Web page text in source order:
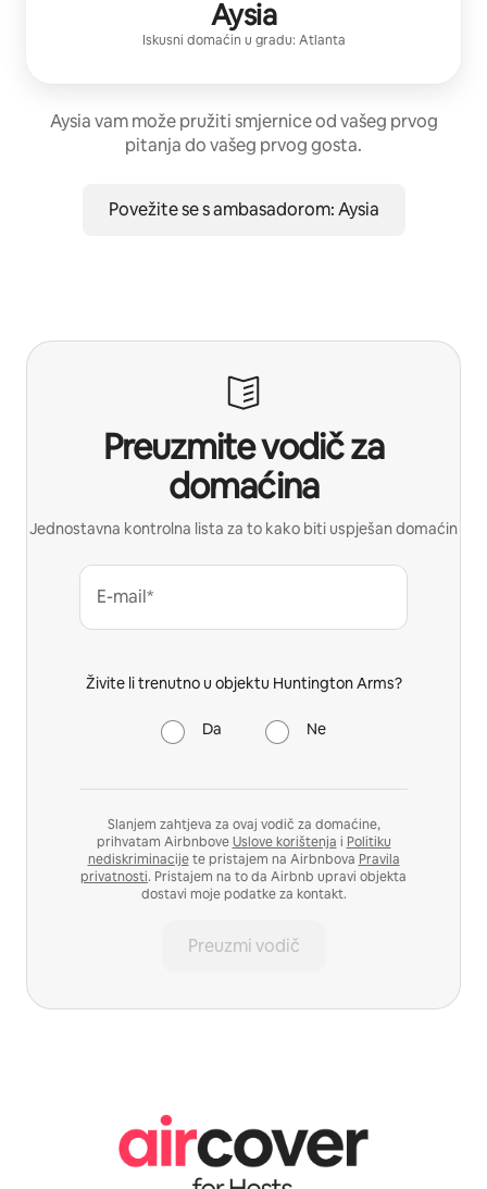
Aysia
Iskusni domaćin u gradu: Atlanta
Aysia vam može pružiti smjernice od vašeg prvog
pitanja do vašeg prvog gosta.
Povežite se s ambasadorom: Aysia
Preuzmite vodič za
domaćina
Jednostavna kontrolna lista za to kako biti uspješan domaćin
E-mail*
Živite li trenutno u objektu Huntington Arms?
Da Ne
Slanjem zahtjeva za ovaj vodič za domaćine,
prihvatam AirbnboveUslove korištenja i Politiku
nediskriminacijete pristajem na Airbnbova Pravila
privatnosti. Pristajem na to da Airbnb upravi objekta
dostavi moje podatke za kontakt.
Preuzmi vodič